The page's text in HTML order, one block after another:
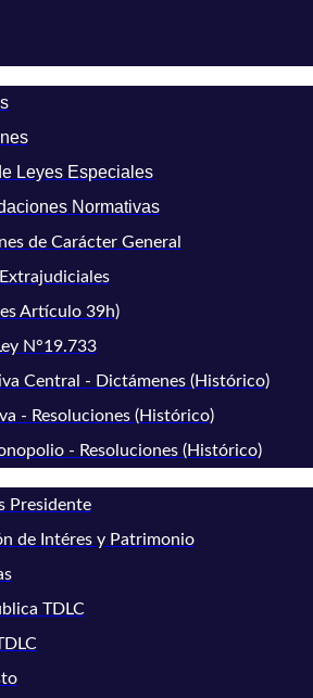
Leyes Especiales
Normativas
de Carácter General
Artículo 39h)
N°19.733
Central - Dictámenes (Histórico)
- Resoluciones (Histórico)
- Resoluciones (Histórico)
Presidente
de Intéres y Patrimonio
TDLC